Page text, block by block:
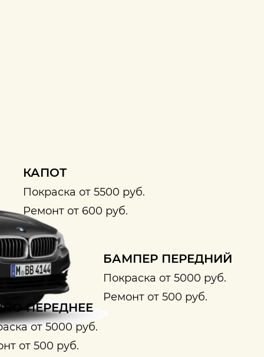
КАПОТ
Покраска от 5500 руб.
Ремонт от 600 руб.
БАМПЕР ПЕРЕДНИЙ
Покраска от 5000 руб.
Ремонт от 500 руб.
ПЕРЕДНЕЕ
от 5000 руб.
от 500 руб.